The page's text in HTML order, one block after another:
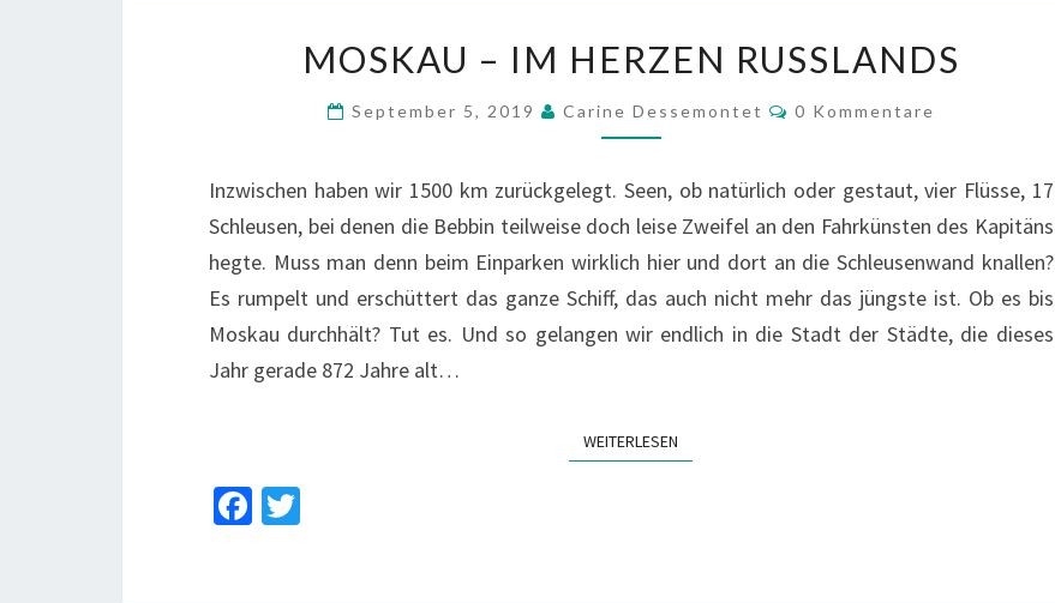
–
IM
HERZEN
MOSKAU – IM HERZEN RUSSLANDS
September 5, 2019 Carine Dessemontet Kommentare
0 Kommentare
Inzwischen haben wir 1500 km zurückgelegt. Seen, ob natürlich oder gestaut, vier Flüsse, 17
Schleusen, bei denen die Bebbin teilweise doch leise Zweifel an den Fahrkünsten des Kapitäns
hegte. Muss man denn beim Einparken wirklich hier und dort an die Schleusenwand knallen?
Es rumpelt und erschüttert das ganze Schiff, das auch nicht mehr das jüngste ist. Ob es bis
Moskau durchhält? Tut es. Und so gelangen wir endlich in die Stadt der Städte, die dieses
Jahr gerade 872 Jahre alt…
WEITERLESEN
Fa